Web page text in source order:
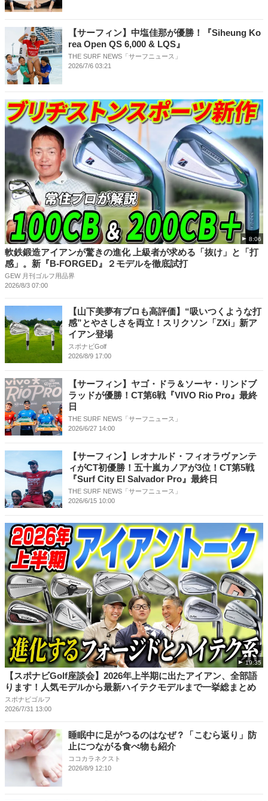
【サーフィン】中塩佳那が優勝！『Siheung Ko
rea Open QS 6,000 & LQS』
THE SURF NEWS「サーフニュース」
2026/7/6 03:21
8:06
軟鉄鍛造アイアンが驚きの進化 上級者が求める「抜け」と「打
感」。新『B-FORGED』２モデルを徹底試打
GEW 月刊ゴルフ用品界
2026/8/3 07:00
【山下美夢有プロも高評価】“吸いつくような打
感”とやさしさを両立！スリクソン「ZXi」新ア
イアン登場
スポナビGolf
2026/8/9 17:00
【サーフィン】ヤゴ・ドラ＆ソーヤ・リンドブ
ラッドが優勝！CT第6戦『VIVO Rio Pro』最終
日
THE SURF NEWS「サーフニュース」
2026/6/27 14:00
【サーフィン】レオナルド・フィオラヴァンテ
ィがCT初優勝！五十嵐カノアが3位！CT第5戦
『Surf City El Salvador Pro』最終日
THE SURF NEWS「サーフニュース」
2026/6/15 10:00
19:35
【スポナビGolf座談会】2026年上半期に出たアイアン、全部語
ります！人気モデルから最新ハイテクモデルまで一挙総まとめ
スポナビゴルフ
2026/7/31 13:00
睡眠中に足がつるのはなぜ？「こむら返り」防
止につながる食べ物も紹介
ココカラネクスト
2026/8/9 12:10